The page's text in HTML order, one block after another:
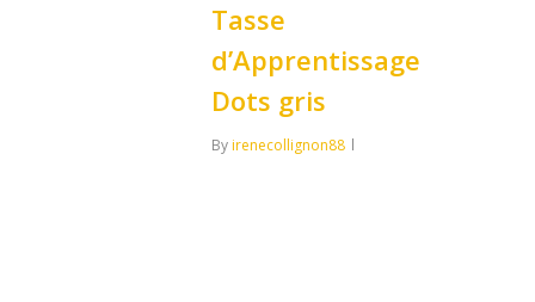
Tasse
d’Apprentissage
Dots gris
Byirenecollignon88